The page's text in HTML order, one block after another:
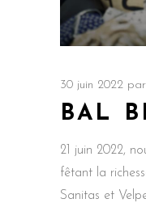
30 juin 2022 par
BAL
21 juin 2022,
fêtant la
Sanitas et